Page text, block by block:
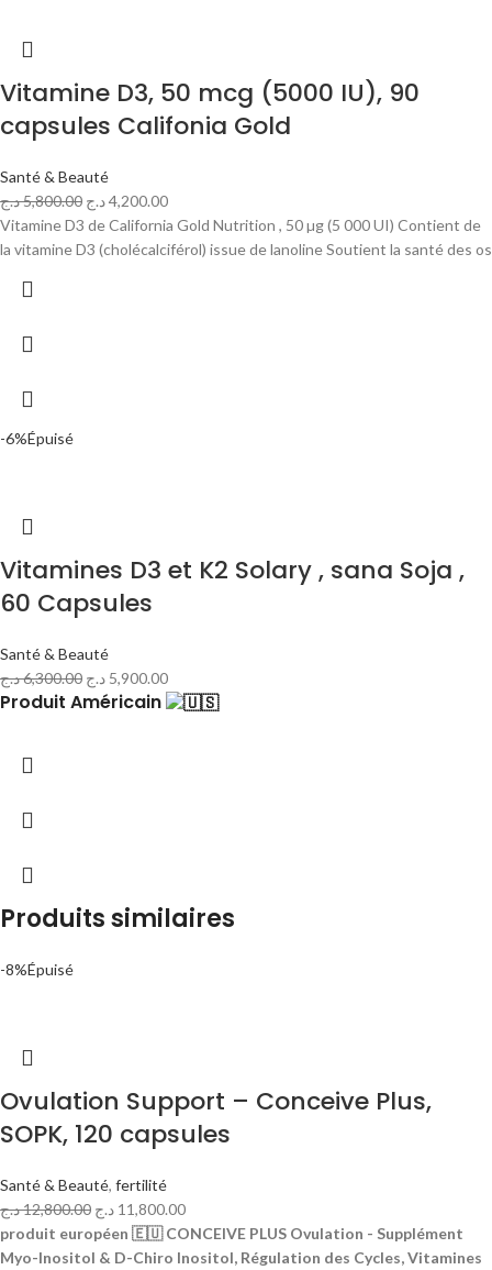
Vitamine D3, 50 mcg (5000 IU), 90
capsules Califonia Gold
Santé & Beauté
5,800.00د.ج 4,200.00د.ج
Vitamine D3 de California Gold Nutrition , 50 µg (5 000 UI) Contient de
la vitamine D3 (cholécalciférol) issue de lanoline Soutient la santé des os
-6%Épuisé
Vitamines D3 et K2 Solary , sana Soja ,
60 Capsules
Santé & Beauté
6,300.00د.ج 5,900.00 د.ج
Produit Américain
Produits similaires
-8%Épuisé
Ovulation Support – Conceive Plus,
SOPK, 120 capsules
Santé & Beauté, fertilité
12,800.00د.ج 11,800.00 د.ج
produit européen 🇪🇺 CONCEIVE PLUS Ovulation - Supplément
Myo-Inositol & D-Chiro Inositol, Régulation des Cycles, Vitamines